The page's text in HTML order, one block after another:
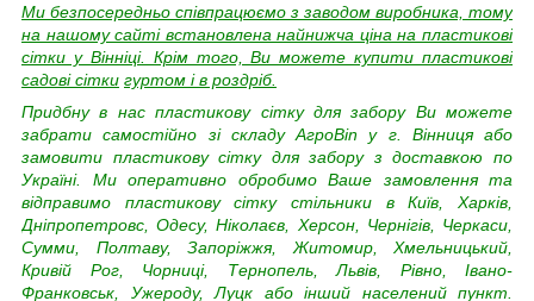
Ми безпосередньо співпрацюємо з заводом виробника, тому
на нашому сайті встановлена найнижча ціна на пластикові
сітки у Вінніці. Крім того, Ви можете купити пластикові
садові сітки гуртом і в роздріб.
Придбну в нас пластикову сітку для забору Ви можете
забрати самостійно зі складу АгроВin у г. Вінниця або
замовити пластикову сітку для забору з доставкою по
Україні. Ми оперативно обробимо Ваше замовлення та
відправимо пластикову сітку стільники в Київ, Харків,
Дніпропетровс, Одесу, Ніколаєв, Херсон, Чернігів, Черкаси,
Сумми, Полтаву, Запоріжжя, Житомир, Хмельницький,
Кривій Рог, Чорниці, Тернопель, Львів, Рівно, Івано-
Франковськ, Ужероду, Луцк або інший населений пункт.